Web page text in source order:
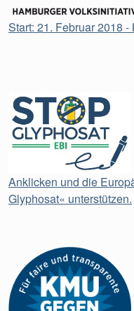
Start: 21. Februar 2018
Anklicken und die
Glyphosat« unterstützen.